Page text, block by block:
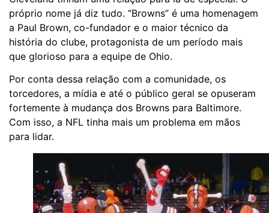
próprio nome já diz tudo. “Browns” é uma homenagem
a Paul Brown, co-fundador e o maior técnico da
história do clube, protagonista de um período mais
que glorioso para a equipe de Ohio.
Por conta dessa relação com a comunidade, os
torcedores, a mídia e até o público geral se opuseram
fortemente à mudança dos Browns para Baltimore.
Com isso, a NFL tinha mais um problema em mãos
para lidar.